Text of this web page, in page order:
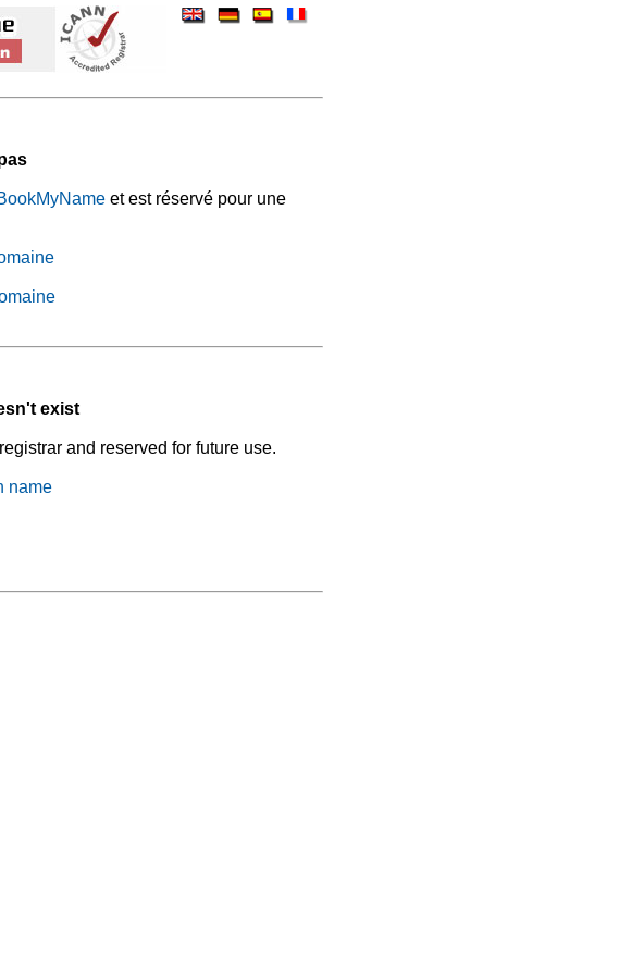
et est réservé pour une
exist
registrar and reserved for future use.
name